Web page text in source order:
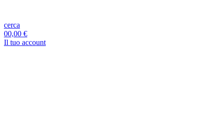
cerca
00,00 €
Il tuo account